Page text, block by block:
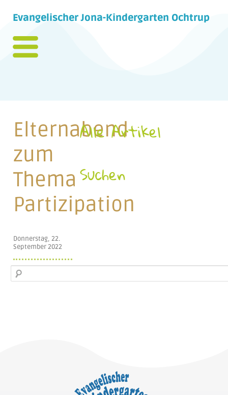
Evangelischer Jona-Kindergarten Ochtrup
Elternabend
zum
Thema
Partizipation
Donnerstag, 22.
September 2022
Alle Artikel
Suchen